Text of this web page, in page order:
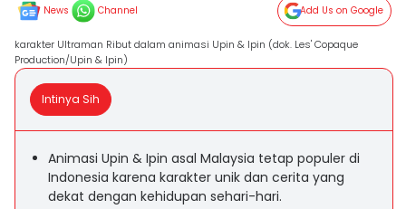
News Channel Add Us on Google
karakter Ultraman Ribut dalam animasi Upin & Ipin (dok. Les' Copaque
Production/Upin & Ipin)
Intinya Sih
Animasi Upin & Ipin asal Malaysia tetap populer di
Indonesia karena karakter unik dan cerita yang
dekat dengan kehidupan sehari-hari.